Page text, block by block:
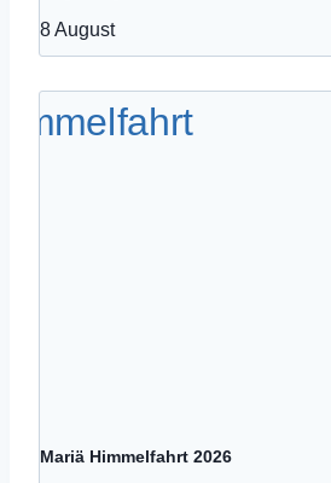
8 August
Mariä Himmelfahrt 2026